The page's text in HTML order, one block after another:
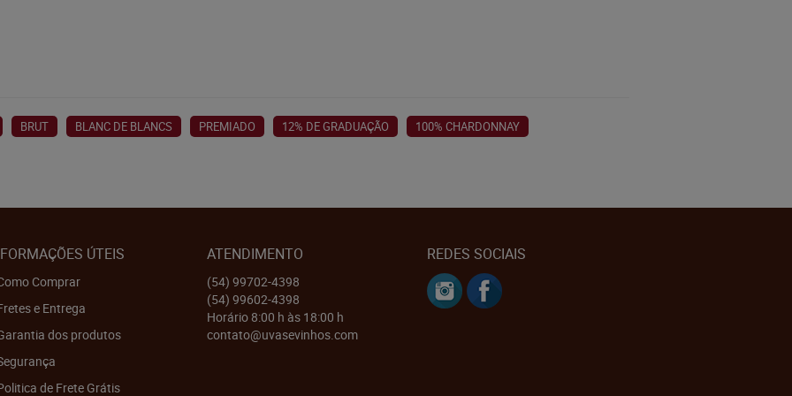
BRUT BLANC DE BLANCS PREMIADO 12% DE GRADUAÇÃO 100% CHARDONNAY
ÚTEIS
Comprar
e Entrega
dos produtos
de Frete Grátis
ATENDIMENTO
(54) 99702-4398
(54) 99602-4398
Horário 8:00 h às 18:00 h
contato@uvasevinhos.com
REDES SOCIAIS